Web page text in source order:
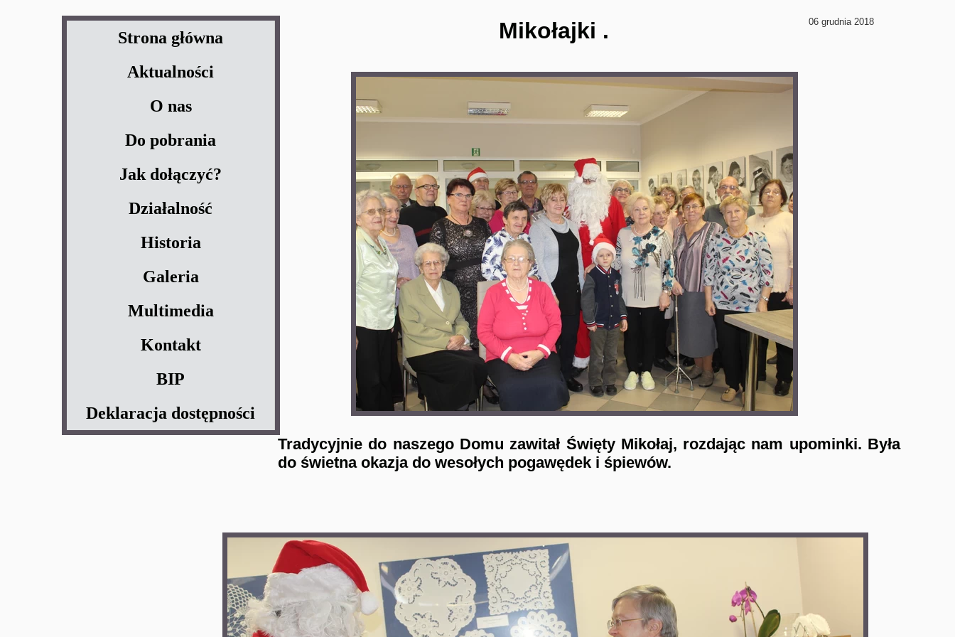
06 grudnia 2018
Tradycyjnie do naszego Domu zawitał Święty Mikołaj, rozdając nam upominki. Była
do świetna okazja do wesołych pogawędek i śpiewów.
Mikołajki .
Strona główna
Aktualności
O nas
Do pobrania
Jak dołączyć?
Działalność
Historia
Galeria
Multimedia
Kontakt
BIP
Deklaracja dostępności